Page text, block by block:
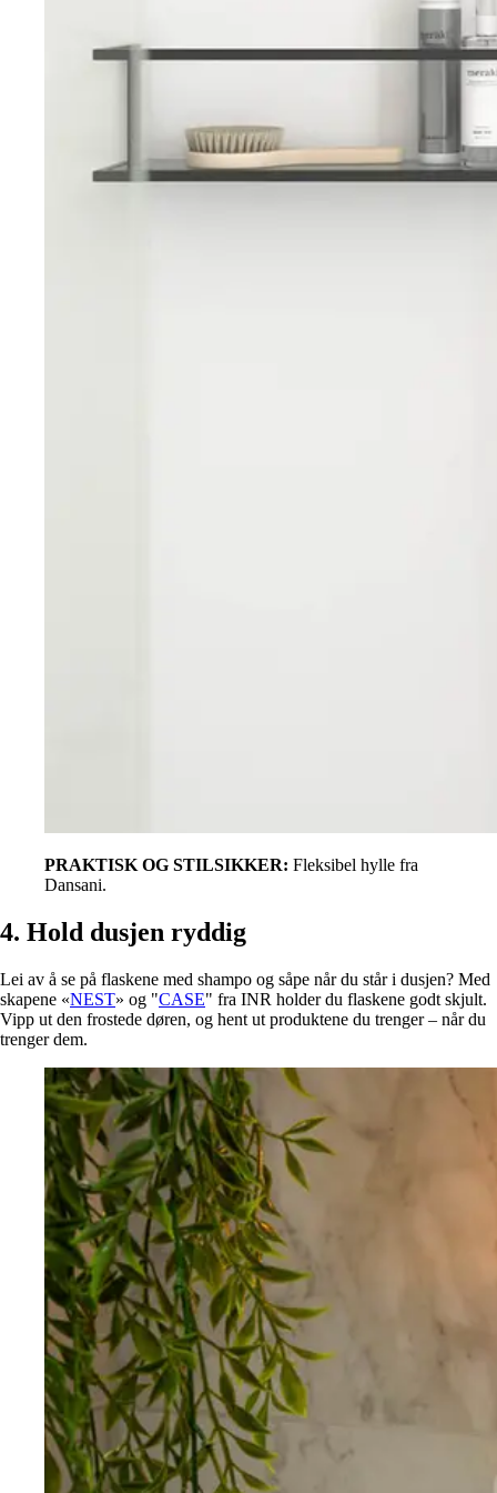
PRAKTISK OG STILSIKKER: Fleksibel hylle fra
Dansani.
4. Hold dusjen ryddig
Lei av å se på flaskene med shampo og såpe når du står i dusjen? Med
skapene «NEST» og "CASE" fra INR holder du flaskene godt skjult.
Vipp ut den frostede døren, og hent ut produktene du trenger – når du
trenger dem.